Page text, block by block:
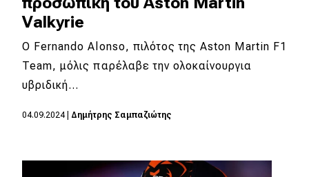
Valkyrie
Ο Fernando Alonso, πιλότος της Aston Martin F1
Team, μόλις παρέλαβε την ολοκαίνουργια
υβριδική…
04.09.2024| Δημήτρης Σαμπαζιώτης